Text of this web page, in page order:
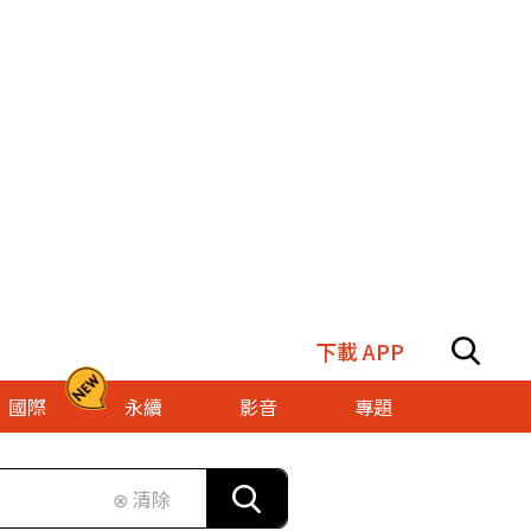
下載 APP
國際 永續 影音
專題
⊗ 清除